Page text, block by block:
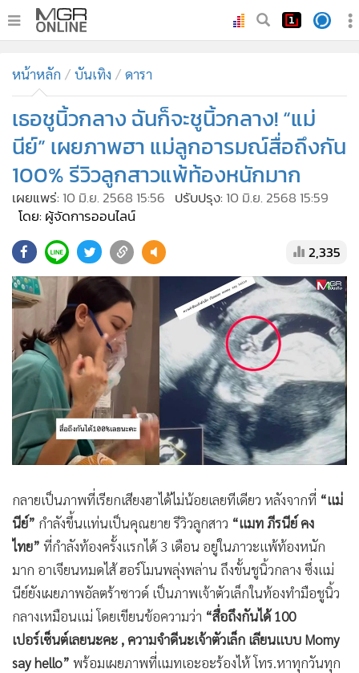
ทันเหตุการณ์
• ภาคใต้
• ภูมิภาค
Online Section
• บันเทิง
ผู้จัดการรายวัน
• ละคร
• CbizReview
• Cyber BIZ
ผู้จัดกวน
• Good health & Well-being
• Green Innovation & SD
• Management & HR
MGR Live
• Infographic
• ท่องเที่ยว
• กีฬา
ต่างประเทศ
• Special Scoop
เศรษฐกิจ-ธุรกิจ
• จีน
• ชุมชน-คุณภาพชีวิต
หน้าหลัก บันเทิง ดารา
เธอชูนิ้วกลาง ฉันก็จะชูนิ้วกลาง! “แม่
นีย์” เผยภาพฮา แม่ลูกอารมณ์สื่อถึงกัน
100% รีวิวลูกสาวแพ้ท้องหนักมาก
เผยแพร่: 10 มิ.ย. 2568 15:56 ปรับปรุง: 10 มิ.ย. 2568 15:59
โดย: ผู้จัดการออนไลน์
2,335
กลายเป็นภาพที่เรียกเสียงฮาได้ไม่น้อยเลยทีเดียว หลังจากที่ “แม่
นีย์” กำลังขึ้นแท่นเป็นคุณยาย รีวิวลูกสาว “แมท ภีรนีย์ คง
ไทย” ที่กำลังท้องครั้งแรกได้ 3 เดือน อยู่ในภาวะแพ้ท้องหนัก
มาก อาเจียนหมดไส้ ฮอร์โมนพลุ่งพล่าน ถึงขั้นชูนิ้วกลาง ซึ่งแม่
นีย์ยังเผยภาพอัลตร้าซาวด์ เป็นภาพเจ้าตัวเล็กในท้องทำมือชูนิ้ว
กลางเหมือนแม่ โดยเขียนข้อความว่า “สื่อถึงกันได้ 100
เปอร์เซ็นต์เลยนะคะ , ความจำดีนะเจ้าตัวเล็ก เลียนแบบ Momy
say hello” พร้อมเผยภาพที่แมทเอะอะร้องไห้ โทร.หาทุกวันทุก